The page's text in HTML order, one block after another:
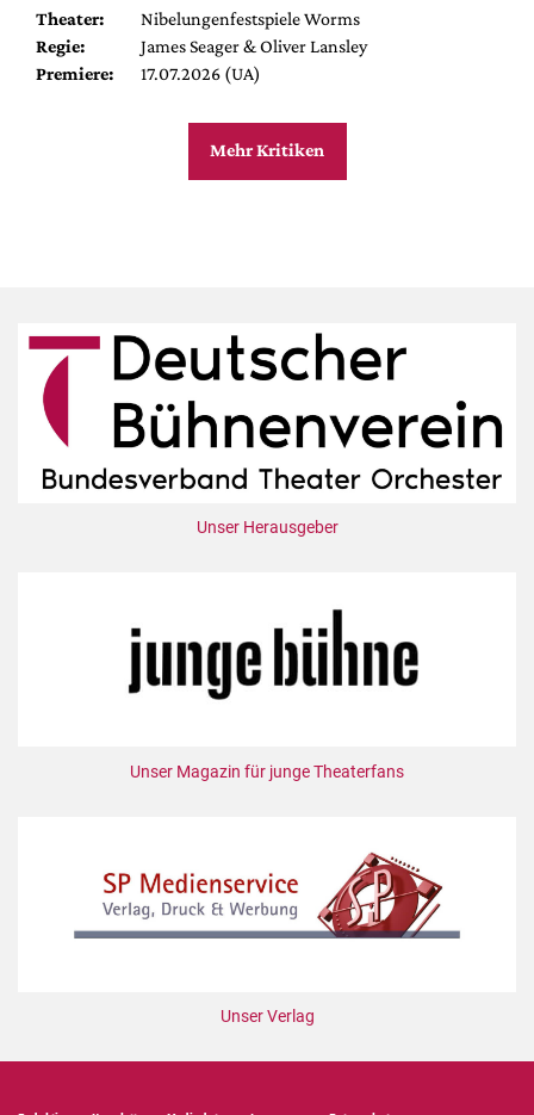
Theater:
Nibelungenfestspiele Worms
Regie:
James Seager & Oliver Lansley
Premiere:
17.07.2026 (UA)
Mehr Kritiken
Unser Herausgeber
Unser Magazin für junge Theaterfans
Unser Verlag